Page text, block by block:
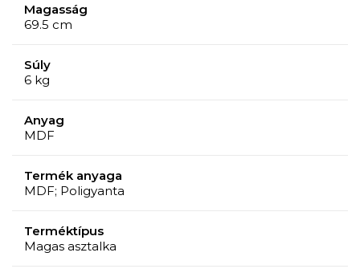
Magasság
69.5 cm
Súly
6 kg
Anyag
MDF
Termék anyaga
MDF; Poligyanta
Terméktípus
Magas asztalka